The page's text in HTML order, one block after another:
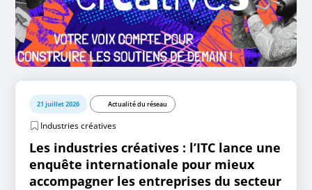
21 juillet 2026 Actualité du réseau
Industries créatives
Les industries créatives : l’ITC lance une
enquête internationale pour mieux
accompagner les entreprises du secteur